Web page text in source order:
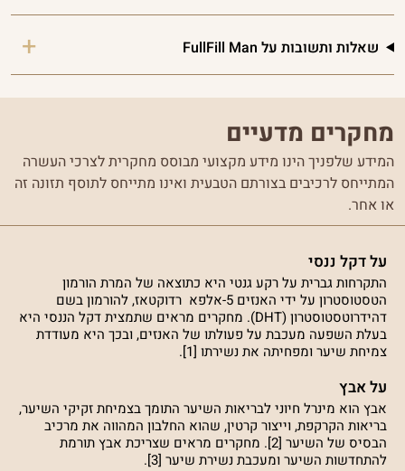
שאלות ותשובות על FullFill Man
מחקרים מדעיים
המידע שלפניך הינו מידע מקצועי מבוסס מחקרית לצרכי העשרה
המתייחס לרכיבים בצורתם הטבעית ואינו מתייחס לתוסף תזונה זה
או אחר.
על דקל ננסי
התקרחות גברית על רקע גנטי היא כתוצאה של המרת הורמון
הטסטוסטרון על ידי האנזים 5-אלפא רדוקטאז, להורמון בשם
דהידרוטסטוסטרון (DHT). מחקרים מראים שתמצית דקל הננסי היא
בעלת השפעה מעכבת על פעולתו של האנזים, ובכך היא מעודדת
צמיחת שיער ומפחיתה את נשירתו [1].
על אבץ
אבץ הוא מינרל חיוני לבריאות השיער התומך בצמיחת זקיקי השיער,
בריאות הקרקפת, וייצור קרטין, שהוא החלבון המהווה את מרכיב
הבסיס של השיער [2]. מחקרים מראים שצריכת אבץ תורמת
להתחדשות השיער ומעכבת נשירת שיער [3].